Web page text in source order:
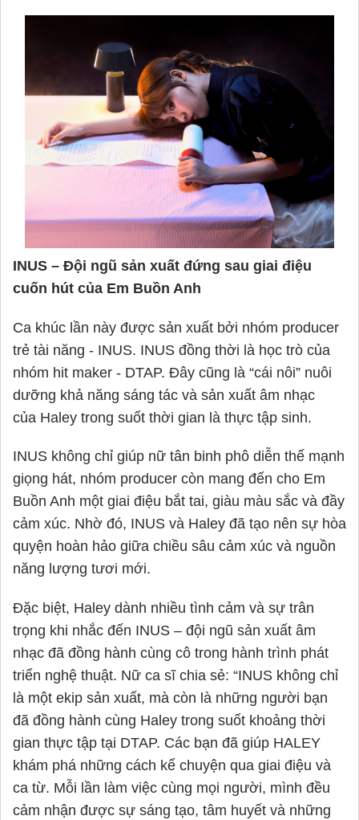
INUS – Đội ngũ sản xuất đứng sau giai điệu
cuốn hút của Em Buồn Anh
Ca khúc lần này được sản xuất bởi nhóm producer
trẻ tài năng - INUS. INUS đồng thời là học trò của
nhóm hit maker - DTAP. Đây cũng là “cái nôi” nuôi
dưỡng khả năng sáng tác và sản xuất âm nhạc
của Haley trong suốt thời gian là thực tập sinh.
INUS không chỉ giúp nữ tân binh phô diễn thế mạnh
giọng hát, nhóm producer còn mang đến cho Em
Buồn Anh một giai điệu bắt tai, giàu màu sắc và đầy
cảm xúc. Nhờ đó, INUS và Haley đã tạo nên sự hòa
quyện hoàn hảo giữa chiều sâu cảm xúc và nguồn
năng lượng tươi mới.
Đặc biệt, Haley dành nhiều tình cảm và sự trân
trọng khi nhắc đến INUS – đội ngũ sản xuất âm
nhạc đã đồng hành cùng cô trong hành trình phát
triển nghệ thuật. Nữ ca sĩ chia sẻ: “INUS không chỉ
là một ekip sản xuất, mà còn là những người bạn
đã đồng hành cùng Haley trong suốt khoảng thời
gian thực tập tại DTAP. Các bạn đã giúp HALEY
khám phá những cách kể chuyện qua giai điệu và
ca từ. Mỗi lần làm việc cùng mọi người, mình đều
cảm nhận được sự sáng tạo, tâm huyết và những